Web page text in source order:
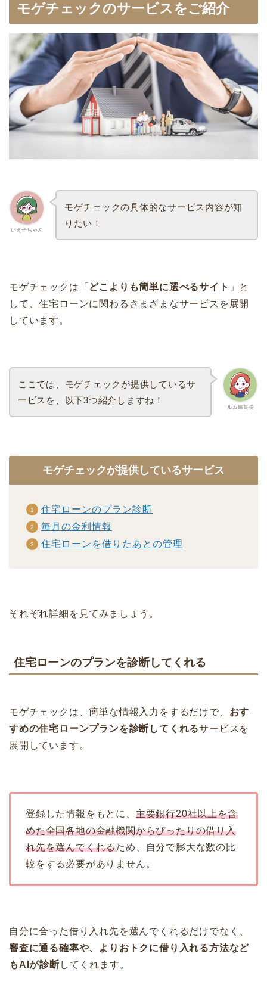
モゲチェックのサービスをご紹介
いえ子ちゃん
モゲチェックの具体的なサービス内容が知
りたい！
モゲチェックは「 どこよりも簡単に選べるサイト 」と
して、住宅ローンに関わるさまざまなサービスを展開
しています。
ルム編集長
ここでは、モゲチェックが提供しているサ
ービスを、以下3つ紹介しますね！
モゲチェックが提供しているサービス
住宅ローンのプラン診断
毎月の金利情報
住宅ローンを借りたあとの管理
それぞれ詳細を見てみましょう。
住宅ローンのプランを診断してくれる
モゲチェックは、簡単な情報入力をするだけで、 おす
すめの住宅ローンプランを診断してくれるサービスを
展開しています。
登録した情報をもとに、 主要銀行20社以上を含
めた全国各地の金融機関からぴったりの借り入
れ先を選んでくれるため、自分で膨大な数の比
較をする必要がありません。
自分に合った借り入れ先を選んでくれるだけでなく、
審査に通る確率や、よりおトクに借り入れる方法など
もAIが診断 してくれます。